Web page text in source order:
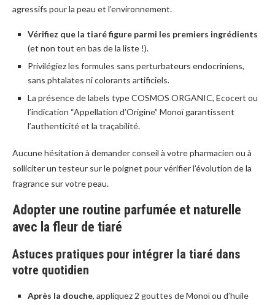
agressifs pour la peau et l’environnement.
Vérifiez que la tiaré figure parmi les premiers ingrédients
(et non tout en bas de la liste !).
Privilégiez les formules sans perturbateurs endocriniens,
sans phtalates ni colorants artificiels.
La présence de labels type COSMOS ORGANIC, Ecocert ou
l’indication “Appellation d’Origine” Monoï garantissent
l’authenticité et la traçabilité.
Aucune hésitation à demander conseil à votre pharmacien ou à
solliciter un testeur sur le poignet pour vérifier l’évolution de la
fragrance sur votre peau.
Adopter une routine parfumée et naturelle
avec la fleur de tiaré
Astuces pratiques pour intégrer la tiaré dans
votre quotidien
Après la douche, appliquez 2 gouttes de Monoï ou d’huile